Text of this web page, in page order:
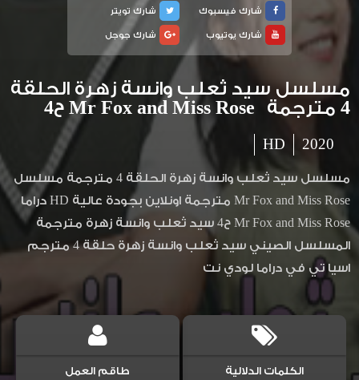
شارك فيسبوك
شارك تويتر
شارك يوتيوب
شارك جوجل
مسلسل سيد ثعلب وانسة زهرة الحلقة
4 مترجمة Mr Fox and Miss Rose ح4
2020
HD
مسلسل سيد ثعلب وانسة زهرة الحلقة 4 مترجمة مسلسل
Mr Fox and Miss Rose مترجمة اونلاين بجودة عالية HD دراما
Mr Fox and Miss Rose ح4 سيد ثعلب وانسة زهرة مترجمة
المسلسل الصيني سيد ثعلب وانسة زهرة حلقة 4 مترجم
اسيا تي في دراما لودي نت
الكلمات الدلالية طاقم العمل